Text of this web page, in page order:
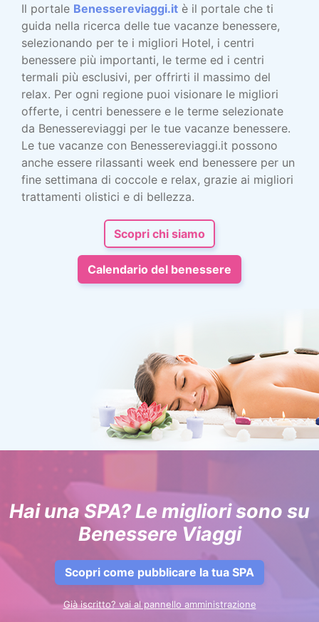
Il portale Benessereviaggi.it è il portale che ti
guida nella ricerca delle tue vacanze benessere,
selezionando per te i migliori Hotel, i centri
benessere più importanti, le terme ed i centri
termali più esclusivi, per offrirti il massimo del
relax. Per ogni regione puoi visionare le migliori
offerte, i centri benessere e le terme selezionate
da Benessereviaggi per le tue vacanze benessere.
Le tue vacanze con Benessereviaggi.it possono
anche essere rilassanti week end benessere per un
fine settimana di coccole e relax, grazie ai migliori
trattamenti olistici e di bellezza.
Scopri chi siamo
Calendario del benessere
Hai una SPA? Le migliori sono su
Benessere Viaggi
Scopri come pubblicare la tua SPA
Già iscritto? vai al pannello amministrazione